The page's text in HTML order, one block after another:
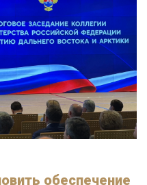
обеспечение